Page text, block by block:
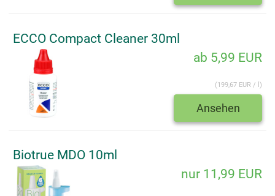
ECCO Compact Cleaner 30ml
ab 5,99 EUR
(199,67 EUR / l)
Ansehen
Biotrue MDO 10ml
nur 11,99 EUR